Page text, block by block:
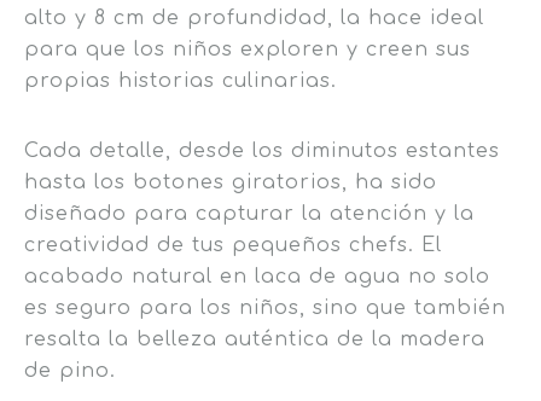
alto y 8 cm de profundidad, la hace ideal
para que los niños exploren y creen sus
propias historias culinarias.
Cada detalle, desde los diminutos estantes
hasta los botones giratorios, ha sido
diseñado para capturar la atención y la
creatividad de tus pequeños chefs. El
acabado natural en laca de agua no solo
es seguro para los niños, sino que también
resalta la belleza auténtica de la madera
de pino.